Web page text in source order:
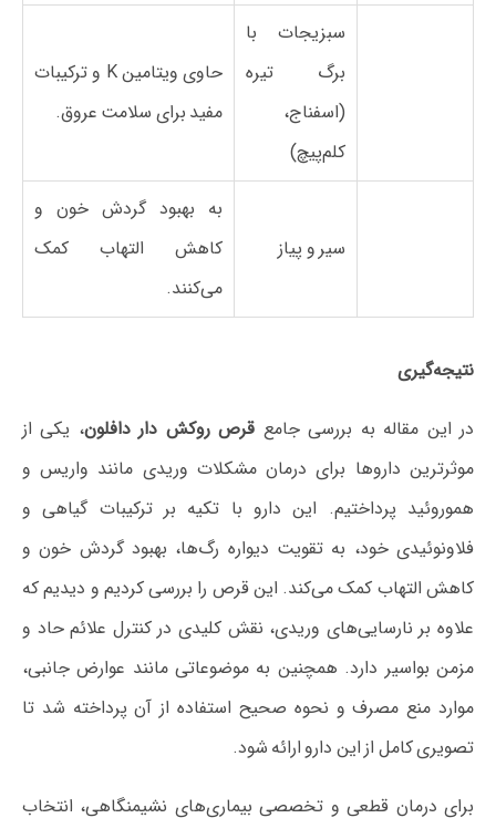
سبزیجات با
برگ تیره
(اسفناج،
کلم‌پیچ)
حاوی ویتامین K و ترکیبات
مفید برای سلامت عروق.
سیر و پیاز
به بهبود گردش خون و
کاهش التهاب کمک
می‌کنند.
نتیجه‌گیری
در این مقاله به بررسی جامع قرص روکش دار دافلون، یکی از
موثرترین داروها برای درمان مشکلات وریدی مانند واریس و
هموروئید پرداختیم. این دارو با تکیه بر ترکیبات گیاهی و
فلاونوئیدی خود، به تقویت دیواره رگ‌ها، بهبود گردش خون و
کاهش التهاب کمک می‌کند. این قرص را بررسی کردیم و دیدیم که
علاوه بر نارسایی‌های وریدی، نقش کلیدی در کنترل علائم حاد و
مزمن بواسیر دارد. همچنین به موضوعاتی مانند عوارض جانبی،
موارد منع مصرف و نحوه صحیح استفاده از آن پرداخته شد تا
تصویری کامل از این دارو ارائه شود.
برای درمان قطعی و تخصصی بیماری‌های نشیمنگاهی، انتخاب